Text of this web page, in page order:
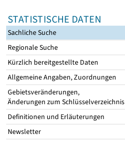
STATISTISCHE DATEN
Sachliche Suche
Regionale Suche
Kürzlich bereitgestellte Daten
Allgemeine Angaben, Zuordnungen
Gebietsveränderungen,
Änderungen zum Schlüsselverzeichnis
Definitionen und Erläuterungen
Newsletter